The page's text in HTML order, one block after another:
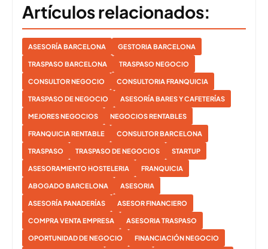
Artículos relacionados:
ASESORÍA BARCELONA GESTORIA BARCELONA
TRASPASO BARCELONA TRASPASO NEGOCIO
CONSULTOR NEGOCIO CONSULTORIA FRANQUICIA
TRASPASO DE NEGOCIO ASESORÍA BARES Y CAFETERÍAS
MEJORES NEGOCIOS NEGOCIOS RENTABLES
FRANQUICIA RENTABLE CONSULTOR BARCELONA
TRASPASO TRASPASO DE NEGOCIOS STARTUP
ASESORAMIENTO HOSTELERIA FRANQUICIA
ABOGADO BARCELONA ASESORIA
ASESORÍA PANADERÍAS ASESOR FINANCIERO
COMPRA VENTA EMPRESA ASESORIA TRASPASO
OPORTUNIDAD DE NEGOCIO FINANCIACIÓN NEGOCIO